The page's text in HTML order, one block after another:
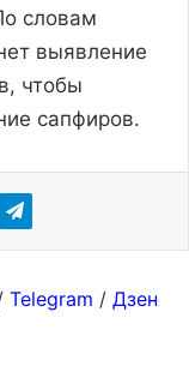
словам
выявление
чтобы
сапфиров.
Telegram / Дзен